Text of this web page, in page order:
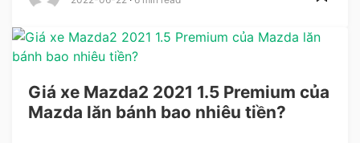
Giá xe Mazda2 2021 1.5 Premium của
Mazda lăn bánh bao nhiêu tiền?